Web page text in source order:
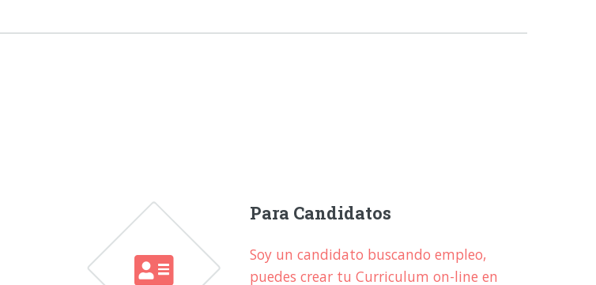
Para Candidatos
Soy un candidato buscando empleo,
puedes crear tu Curriculum on-line en